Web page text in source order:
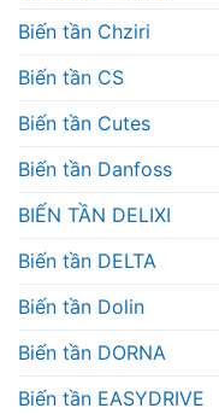
Biến tần Chziri
Biến tần CS
Biến tần Cutes
Biến tần Danfoss
BIẾN TẦN DELIXI
Biến tần DELTA
Biến tần Dolin
Biến tần DORNA
Biến tần EASYDRIVE